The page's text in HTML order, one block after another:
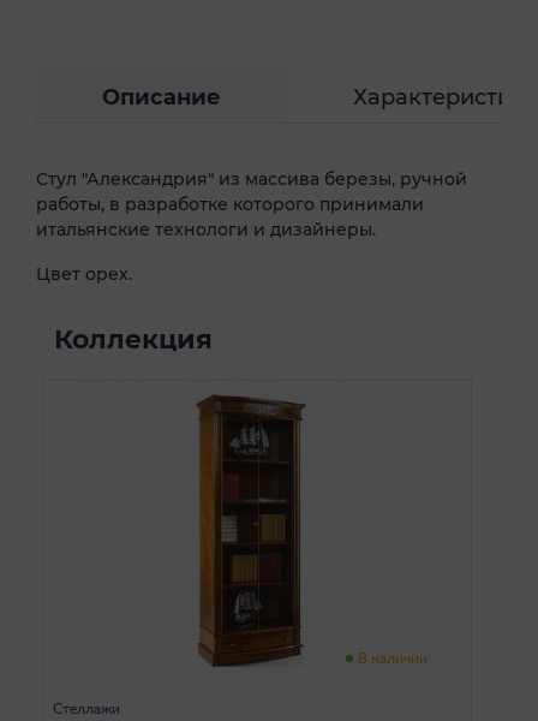
Описание Характеристики
Стул "Александрия" из массива березы, ручной
работы, в разработке которого принимали
итальянские технологи и дизайнеры.
Цвет орех.
Коллекция
В наличии
Стеллажи